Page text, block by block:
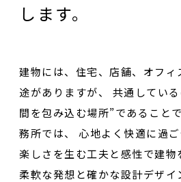
します。
建物には、住宅、店舗、オフィ
途がありますが、
共通してい
間を包み込む場所”であること
務所では、
心地よく快適に過
楽しさを生む工夫と感性で建物
柔軟な発想と確かな設計デザイ